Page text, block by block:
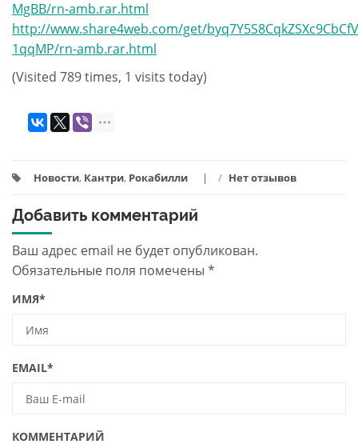
MgBB/rn-amb.rar.html
http://www.share4web.com/get/
1qqMP/rn-amb.rar.html
(Visited 789 times, 1 visits today)
Новости, Кантри, Рокабилли / Нет отзывов
Добавить комментарий
Ваш адрес email не будет опубликован.
Обязательные поля помечены *
ИМЯ*
EMAIL*
КОММЕНТАРИЙ